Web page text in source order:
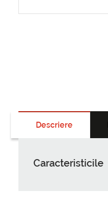
Descriere
Caracteristicile